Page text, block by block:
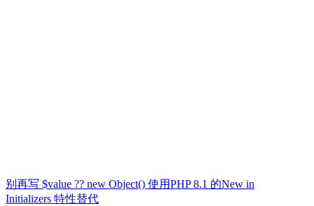
别再写 $value ?? new Object() 使用PHP 8.1 的New in
Initializers 特性替代